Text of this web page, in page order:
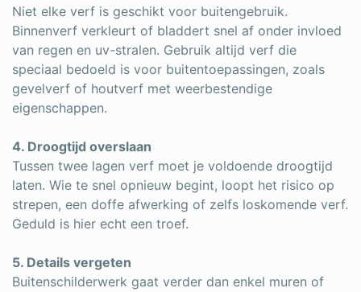
Niet elke verf is geschikt voor buitengebruik.
Binnenverf verkleurt of bladdert snel af onder invloed
van regen en uv-stralen. Gebruik altijd verf die
speciaal bedoeld is voor buitentoepassingen, zoals
gevelverf of houtverf met weerbestendige
eigenschappen.
4. Droogtijd overslaan
Tussen twee lagen verf moet je voldoende droogtijd
laten. Wie te snel opnieuw begint, loopt het risico op
strepen, een doffe afwerking of zelfs loskomende verf.
Geduld is hier echt een troef.
5. Details vergeten
Buitenschilderwerk gaat verder dan enkel muren of